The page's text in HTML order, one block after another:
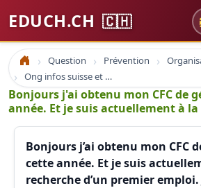
EDUCH.CH 🇨🇭
Accueil Question Prévention
Ong infos suisse et à l'étranger
Bonjours j'ai obtenu mon CFC de
année. Et je suis actuellement à
Bonjours j’ai obtenu mon CFC
cette année. Et je suis
recherche d’un premier emploi.